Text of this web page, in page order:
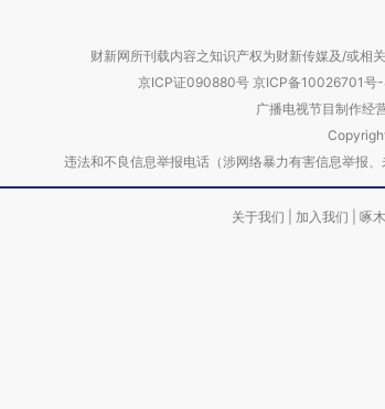
财新网所刊载内容之知识产权为财新传媒及/或相
京ICP证090880号 京ICP备10026701号
广播电视节目制作经
违法和不良信息举报电话（涉网络暴力有害信息举
关于我们 加入我们 啄